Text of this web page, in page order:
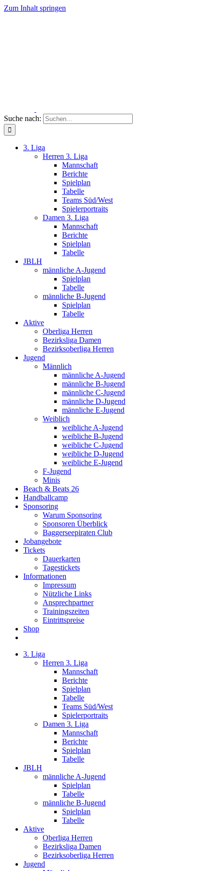
Zum Inhalt springen
Suche nach:
3. Liga
Herren 3. Liga
Mannschaft
Berichte
Spielplan
Tabelle
Teams Süd/West
Spielerportraits
Damen 3. Liga
Mannschaft
Berichte
Spielplan
Tabelle
JBLH
männliche A-Jugend
Spielplan
Tabelle
männliche B-Jugend
Spielplan
Tabelle
Aktive
Oberliga Herren
Bezirksliga Damen
Bezirksoberliga Herren
Jugend
Männlich
männliche A-Jugend
männliche B-Jugend
männliche C-Jugend
männliche D-Jugend
männliche E-Jugend
Weiblich
weibliche A-Jugend
weibliche B-Jugend
weibliche C-Jugend
weibliche D-Jugend
weibliche E-Jugend
F-Jugend
Minis
Beach & Beats 26
Handballcamp
Sponsoring
Warum Sponsoring
Sponsoren Überblick
Baggerseepiraten Club
Jobangebote
Tickets
Dauerkarten
Tagestickets
Informationen
Impressum
Nützliche Links
Ansprechpartner
Trainingszeiten
Eintrittspreise
Shop
3. Liga
Herren 3. Liga
Mannschaft
Berichte
Spielplan
Tabelle
Teams Süd/West
Spielerportraits
Damen 3. Liga
Mannschaft
Berichte
Spielplan
Tabelle
JBLH
männliche A-Jugend
Spielplan
Tabelle
männliche B-Jugend
Spielplan
Tabelle
Aktive
Oberliga Herren
Bezirksliga Damen
Bezirksoberliga Herren
Jugend